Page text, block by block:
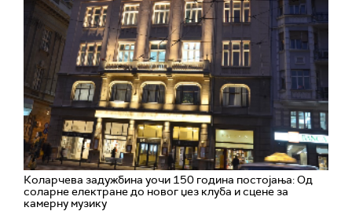
Коларчева задужбина уочи 150 година постојања: Од
соларне електране до новог џез клуба и сцене за
камерну музику